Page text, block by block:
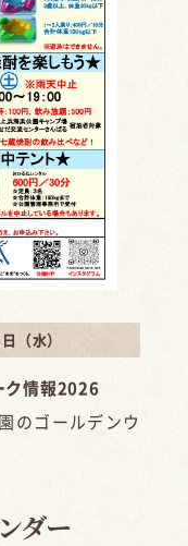
（水）
ク情報2026
のゴールデンウ